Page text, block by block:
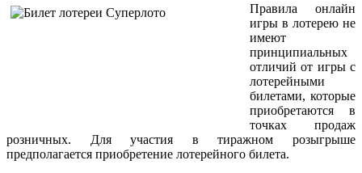
Правила онлайн
игры в лотерею не
имеют
принципиальных
отличий от игры с
лотерейными
билетами, которые
приобретаются в
точках продаж
розничных. Для участия в тиражном розыгрыше
предполагается приобретение лотерейного билета.